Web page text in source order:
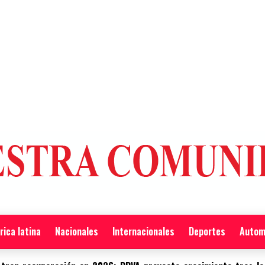
latina Nacionales Internacionales Deportes